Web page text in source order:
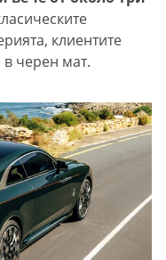
клиентите
черен мат.